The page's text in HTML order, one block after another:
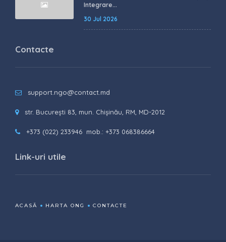
Integrare...
30 Jul 2026
Contacte
support.ngo@contact.md
str. București 83, mun. Chișinău, RM, MD-2012
+373 (022) 233946 mob.: +373 068386664
Link-uri utile
ACASĂ HARTA ONG CONTACTE